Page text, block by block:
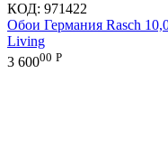
КОД: 971422
Обои Германия Rasch
Living
3 60000 Р